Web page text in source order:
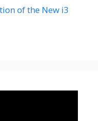
of the New i3